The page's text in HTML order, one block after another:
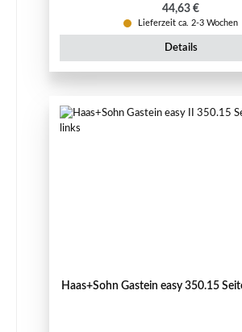
Regulärer Preis:
44,63 €
Lieferzeit ca. 2-3 Wochen
Details
Haas+Sohn Gastein easy 350.15